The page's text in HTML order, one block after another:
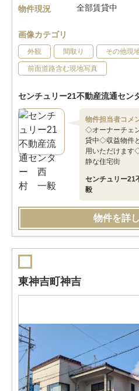
物件現況
全部賃貸中
画像カテゴリ
外観 間取り その他現
前面道路含む現地写真
センチュリー21不動産流通セン
物件担当者コメ
◇オーナーチェ
貸中◇収益物件
用いただけます
静な住宅街
センチュリー
毅
物件を詳
東神吉町神吉